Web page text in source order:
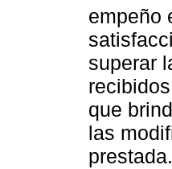
empeño
superar
que
las
prestada.